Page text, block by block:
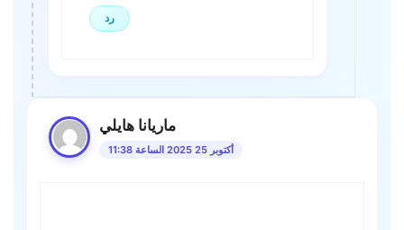
رد
ماريانا هايلي
أكتوبر 25 2025 الساعة 11:38